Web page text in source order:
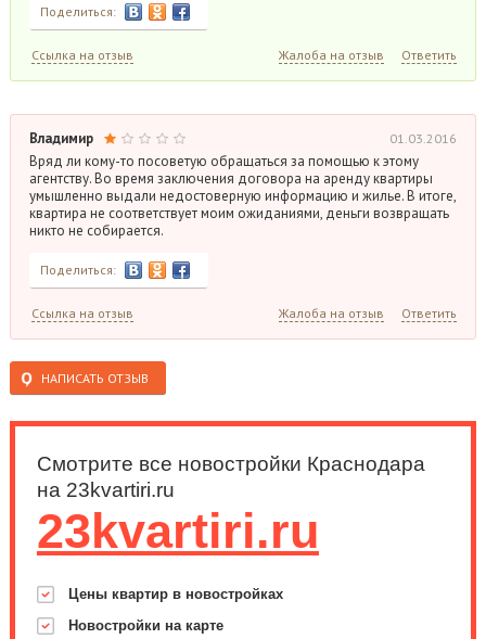
Поделиться:
Ссылка на отзыв Жалоба на отзыв Ответить
Владимир 01.03.2016
Вряд ли кому-то посоветую обращаться за помощью к этому
агентству. Во время заключения договора на аренду квартиры
умышленно выдали недостоверную информацию и жилье. В итоге,
квартира не соответствует моим ожиданиями, деньги возвращать
никто не собирается.
Поделиться:
Ссылка на отзыв Жалоба на отзыв Ответить
НАПИСАТЬ ОТЗЫВ
Смотрите все новостройки Краснодара
на 23kvartiri.ru
23kvartiri.ru
Цены квартир в новостройках
Новостройки на карте